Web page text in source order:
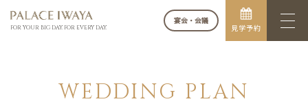
FOR YOUR BIG DAY. FOR EVERY DAY.
宴会・会議
見学予約
WEDDING PLAN